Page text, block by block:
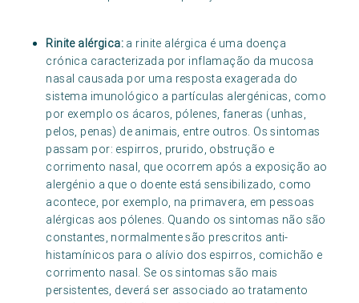
Rinite alérgica: a rinite alérgica é uma doença
crónica caracterizada por inflamação da mucosa
nasal causada por uma resposta exagerada do
sistema imunológico a partículas alergénicas, como
por exemplo os ácaros, pólenes, faneras (unhas,
pelos, penas) de animais, entre outros. Os sintomas
passam por: espirros, prurido, obstrução e
corrimento nasal, que ocorrem após a exposição ao
alergénio a que o doente está sensibilizado, como
acontece, por exemplo, na primavera, em pessoas
alérgicas aos pólenes. Quando os sintomas não são
constantes, normalmente são prescritos anti-
histamínicos para o alívio dos espirros, comichão e
corrimento nasal. Se os sintomas são mais
persistentes, deverá ser associado ao tratamento